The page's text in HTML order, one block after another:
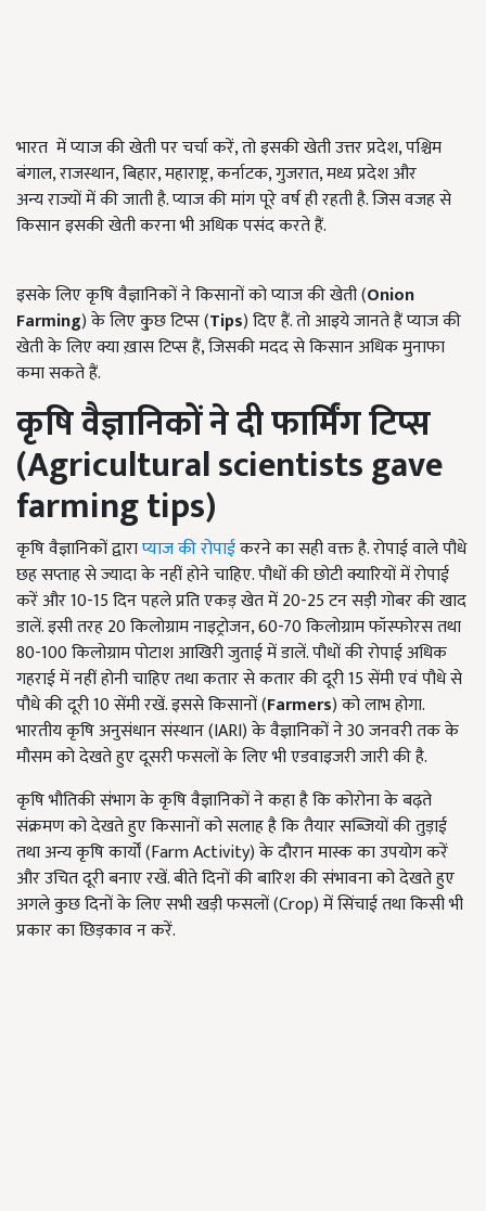
भारत में प्याज की खेती पर चर्चा करें, तो इसकी खेती उत्तर प्रदेश, पश्चिम
बंगाल, राजस्थान, बिहार, महाराष्ट्र, कर्नाटक, गुजरात, मध्य प्रदेश और
अन्य राज्यों में की जाती है. प्याज की मांग पूरे वर्ष ही रहती है. जिस वजह से
किसान इसकी खेती करना भी अधिक पसंद करते हैं.
इसके लिए कृषि वैज्ञानिकों ने किसानों को प्याज की खेती (Onion
Farming) के लिए कु्छ टिप्स (Tips) दिए हैं. तो आइये जानते हैं प्याज की
खेती के लिए क्या ख़ास टिप्स हैं, जिसकी मदद से किसान अधिक मुनाफा
कमा सकते हैं.
कृषि वैज्ञानिकों ने दी फार्मिंग टिप्स
(Agricultural scientists gave
farming tips)
कृषि वैज्ञानिकों द्वाराप्याज की रोपाईकरने का सही वक्त है. रोपाई वाले पौधे
छह सप्ताह से ज्यादा के नहीं होने चाहिए. पौधों की छोटी क्यारियों में रोपाई
करें और 10-15 दिन पहले प्रति एकड़ खेत में 20-25 टन सड़ी गोबर की खाद
डालें. इसी तरह 20 किलोग्राम नाइट्रोजन, 60-70 किलोग्राम फॉस्फोरस तथा
80-100 किलोग्राम पोटाश आखिरी जुताई में डालें. पौधों की रोपाई अधिक
गहराई में नहीं होनी चाहिए तथा कतार से कतार की दूरी 15 सेंमी एवं पौधे से
पौधे की दूरी 10 सेंमी रखें. इससे किसानों (Farmers) को लाभ होगा.
भारतीय कृषि अनुसंधान संस्थान (IARI) के वैज्ञानिकों ने 30 जनवरी तक के
मौसम को देखते हुए दूसरी फसलों के लिए भी एडवाइजरी जारी की है.
कृषि भौतिकी संभाग के कृषि वैज्ञानिकों ने कहा है कि कोरोना के बढ़ते
संक्रमण को देखते हुए किसानों को सलाह है कि तैयार सब्जियों की तुड़ाई
तथा अन्य कृषि कार्यों (Farm Activity) के दौरान मास्क का उपयोग करें
और उचित दूरी बनाए रखें. बीते दिनों की बारिश की संभावना को देखते हुए
अगले कुछ दिनों के लिए सभी खड़ी फसलों (Crop) में सिंचाई तथा किसी भी
प्रकार का छिड़काव न करें.